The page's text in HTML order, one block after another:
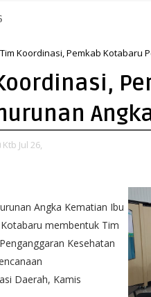
KUA-PPAS 2026, Perkuat
Koordinasi, Pemkab Kotabaru
Ktb Jul 26,
Angka Kematian Ibu
membentuk Tim
Kesehatan
Daerah, Kamis